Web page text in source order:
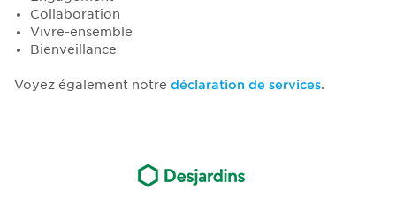
Collaboration
Vivre-ensemble
Bienveillance
Voyez également notre déclaration de services.